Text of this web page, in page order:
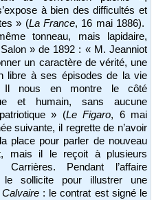
à bien des difficultés et
» (La France, 16 mai 1886).
tonneau, mais lapidaire,
» de 1892 : « M. Jeanniot
un caractère de vérité, une
libre à ses épisodes de la vie
Il nous en montre le côté
et humain, sans aucune
» (Le Figaro, 6 mai
suivante, il regrette de n’avoir
place pour parler de nouveau
mais il le reçoit à plusieurs
Pendant l’affaire
le sollicite pour illustrer une
Calvaire: le contrat est signé le